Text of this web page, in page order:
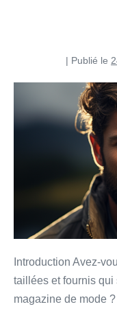
| Publié le
Introduction Avez-
taillées et fournis qui
magazine de mode